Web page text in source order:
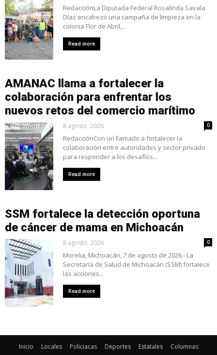
RedacciónLa Diputada Federal Rosalinda Savala
Díaz encabezó una campaña de limpieza en la
colonia Flor de Abril,...
Read more
AMANAC llama a fortalecer la
colaboración para enfrentar los
nuevos retos del comercio marítimo
8 agosto, 2026 0
RedacciónCon un llamado a fortalecer la
colaboración entre autoridades y sector privado
para responder a los desafíos...
Read more
SSM fortalece la detección oportuna
de cáncer de mama en Michoacán
8 agosto, 2026 0
Morelia, Michoacán, 7 de agosto de 2026.- La
Secretaría de Salud de Michoacán (SSM) fortalece
las acciones...
Read more
Inicio Locales Policiacas Deportes Estatales Columnas